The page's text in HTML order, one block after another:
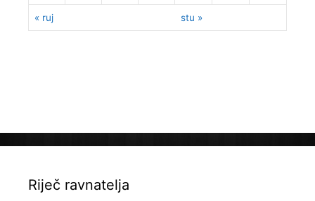
« ruj stu »
Riječ ravnatelja